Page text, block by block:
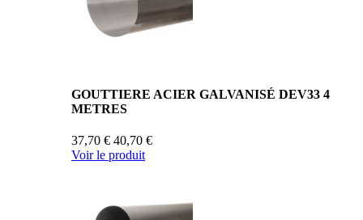
GOUTTIERE ACIER GALVANISÉ DEV33 4
METRES
37,70 € 40,70 €
Voir le produit